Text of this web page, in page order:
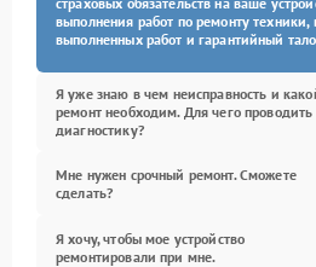
выполнения работ по ремонту техники,
выполненных работ и гарантийный
Я уже знаю в чем неисправность и
ремонт необходим. Для чего проводить
диагностику?
Мне нужен срочный ремонт. Сможете
сделать?
Я хочу, чтобы мое устройство
ремонтировали при мне.